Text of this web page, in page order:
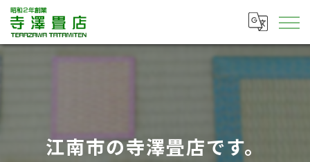
江南市の寺澤畳店です。